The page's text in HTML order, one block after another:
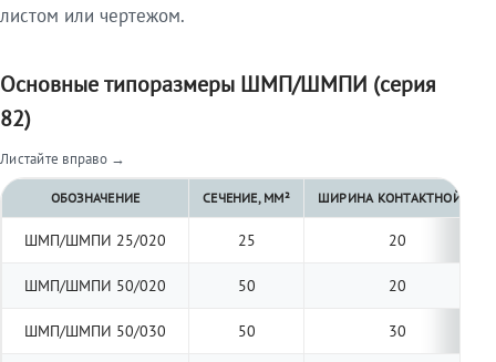
листом или чертежом.
Основные типоразмеры ШМП/ШМПИ (серия
82)
Листайте вправо →
ОБОЗНАЧЕНИЕ СЕЧЕНИЕ, ММ² ШИРИНА КОНТАКТНОЙ
ШМП/ШМПИ 25/020 25 20
ШМП/ШМПИ 50/020 50 20
ШМП/ШМПИ 50/030 50 30